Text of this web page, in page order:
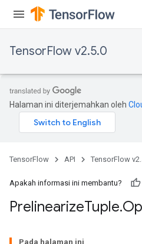
TensorFlow v2.5.0
Halaman ini diterjemahkan oleh
TensorFlow API TensorFlow
Apakah informasi ini membantu?
PrelinearizeTuple.
Pada halaman ini